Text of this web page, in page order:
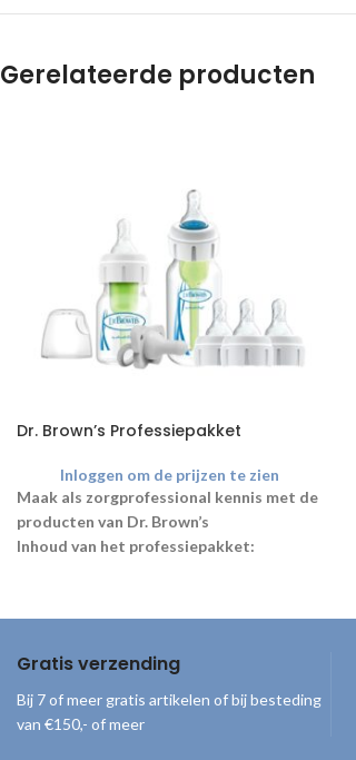
Gerelateerde producten
Dr. Brown’s Professiepakket
Inloggen om de prijzen te zien
Maak als zorgprofessional kennis met de
producten van Dr. Brown’s
Inhoud van het professiepakket:
2x Dr. Brown’s Options+ Antikoliek flesje –
1x Dr. Brown’s Transition Speen (Newborn)
1x Dr. Brown’s Prematuurspeen
1x Dr. Brown’s Ultra Prematuurspeen
Gratis verzending
Bij 7 of meer gratis artikelen of bij besteding
van €150,- of meer